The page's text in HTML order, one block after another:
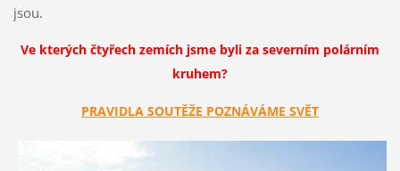
jsou.
Ve kterých čtyřech zemích jsme byli za severním polárním
kruhem?
PRAVIDLA SOUTĚŽE POZNÁVÁME SVĚT